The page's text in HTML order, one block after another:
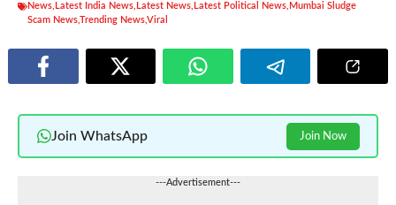
News Latest India News Latest News Latest Political News Mumbai Sludge
Scam NewsTrending NewsViral
Join WhatsApp Join Now
---Advertisement---